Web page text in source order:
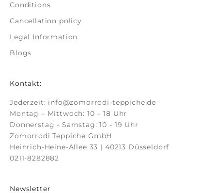
Conditions
Cancellation policy
Legal Information
Blogs
Kontakt:
Jederzeit: info@zomorrodi-teppiche.de
Montag – Mittwoch: 10 – 18 Uhr
Donnerstag - Samstag: 10 - 19 Uhr
Zomorrodi Teppiche GmbH
Heinrich-Heine-Allee 33 | 40213 Düsseldorf
0211-8282882
Newsletter